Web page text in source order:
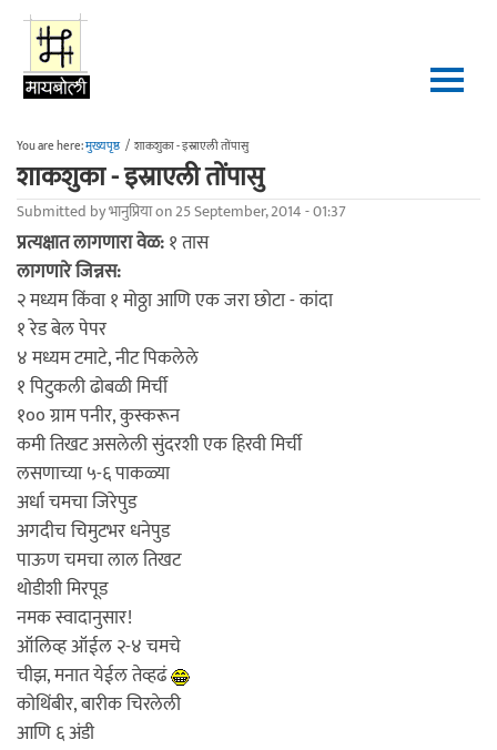
Skip to main content
You are here:मुख्यपृष्ठ / शाकशुका - इस्राएली तोंपासु
शाकशुका - इस्राएली तोंपासु
Submitted byभानुप्रियाon 25 September, 2014 - 01:37
प्रत्यक्षात लागणारा वेळ:१ तास
लागणारे जिन्नस:
२ मध्यम किंवा १ मोठ्ठा आणि एक जरा छोटा - कांदा
१ रेड बेल पेपर
४ मध्यम टमाटे, नीट पिकलेले
१ पिटुकली ढोबळी मिर्ची
१०० ग्राम पनीर, कुस्करून
कमी तिखट असलेली सुंदरशी एक हिरवी मिर्ची
लसणाच्या ५-६ पाकळ्या
अर्धा चमचा जिरेपुड
अगदीच चिमुटभर धनेपुड
पाऊण चमचा लाल तिखट
थोडीशी मिरपूड
नमक स्वादानुसार!
ऑलिव्ह ऑईल २-४ चमचे
चीझ, मनात येईल तेव्हढं
कोथिंबीर, बारीक चिरलेली
आणि ६ अंडी